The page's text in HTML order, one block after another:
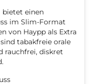
bietet einen
im Slim-Format
von Haypp als Extra
tabakfreie orale
rauchfrei, diskret